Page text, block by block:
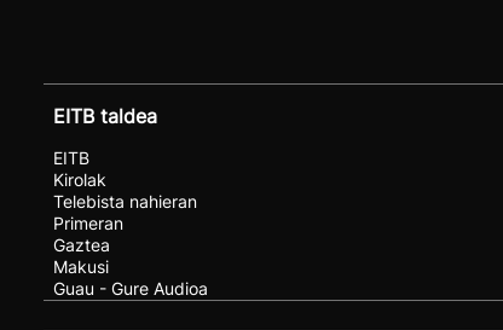
EITB taldea
EITB
Kirolak
Telebista nahieran
Primeran
Gaztea
Makusi
Guau - Gure Audioa